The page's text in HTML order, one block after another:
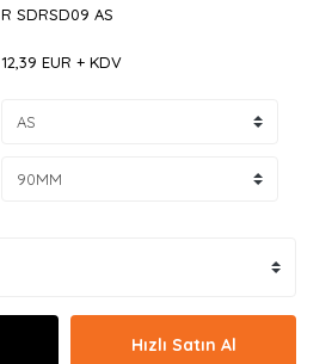
R SDRSD09 AS
12,39 EUR + KDV
Hızlı Satın Al